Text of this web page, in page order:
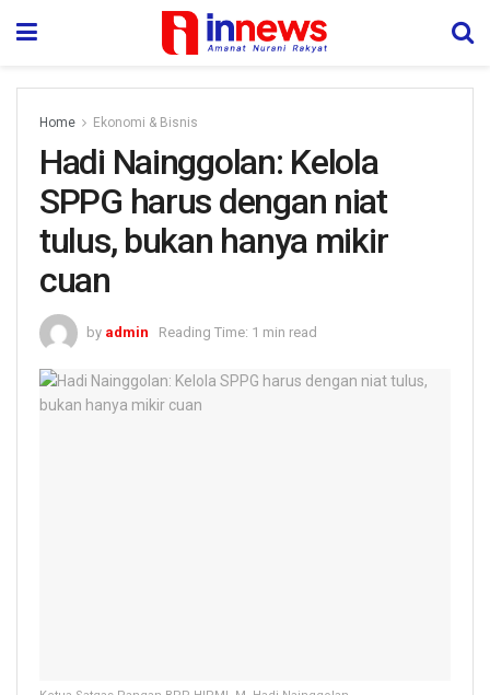
Home Ekonomi & Bisnis
Hadi Nainggolan: Kelola
SPPG harus dengan niat
tulus, bukan hanya mikir
cuan
by admin Reading Time: 1 min read